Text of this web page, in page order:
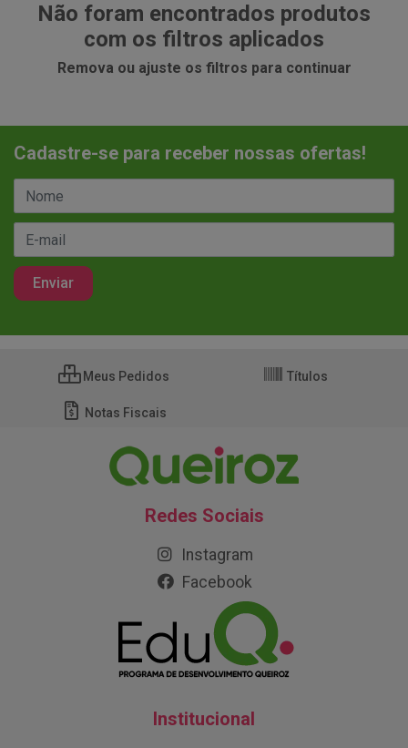
Não foram encontrados produtos
com os filtros aplicados
Remova ou ajuste os filtros para continuar
Cadastre-se para receber nossas ofertas!
Meus Pedidos Títulos
Notas Fiscais
Redes Sociais
Instagram
Facebook
Institucional